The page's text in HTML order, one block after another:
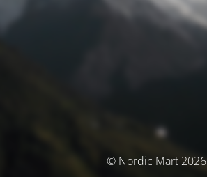
© Nordic Mart 2026